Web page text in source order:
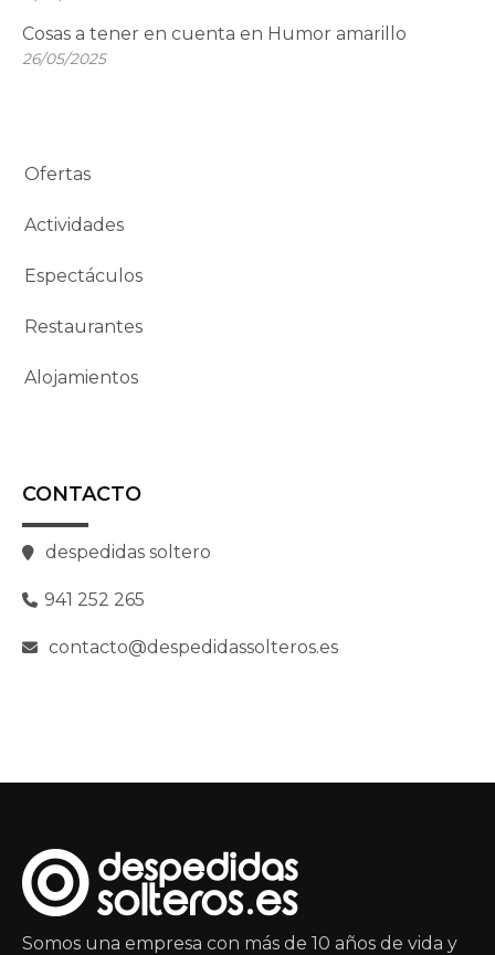
Cosas a tener en cuenta en Humor amarillo
26/05/2025
Ofertas
Actividades
Espectáculos
Restaurantes
Alojamientos
CONTACTO
despedidas soltero
941 252 265
contacto@despedidassolteros.es
Somos una empresa con más de 10 años de vida y